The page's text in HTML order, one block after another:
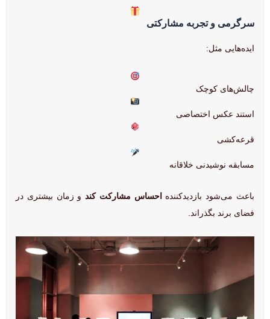
سرگرمی و تجربه مشارکتی
ایده‌هایی مثل:
چالش‌های کوچک
استند عکس اختصاصی
قرعه‌کشی
مسابقه نوشیدنی خلاقانه
باعث می‌شود بازدیدکننده احساس مشارکت کندو زمان بیشتری در
فضای برند بگذراند.